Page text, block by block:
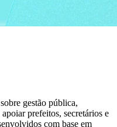
gestão pública,
prefeitos, secretários e
com base em